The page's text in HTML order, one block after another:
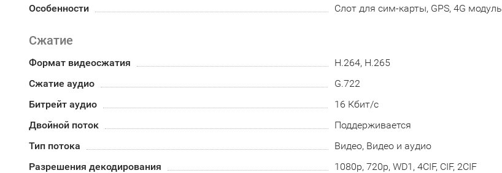
Особенности
Слот для сим-карты, GPS, 4G модуль
Сжатие
Формат видеосжатия
H.264, H.265
Сжатие аудио
G.722
Битрейт аудио
16 Кбит/с
Двойной поток
Поддерживается
Тип потока
Видео, Видео и аудио
Разрешения декодирования
1080p, 720p, WD1, 4CIF, CIF, 2CIF